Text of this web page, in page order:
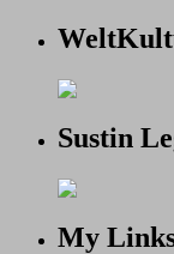
Sustin
My